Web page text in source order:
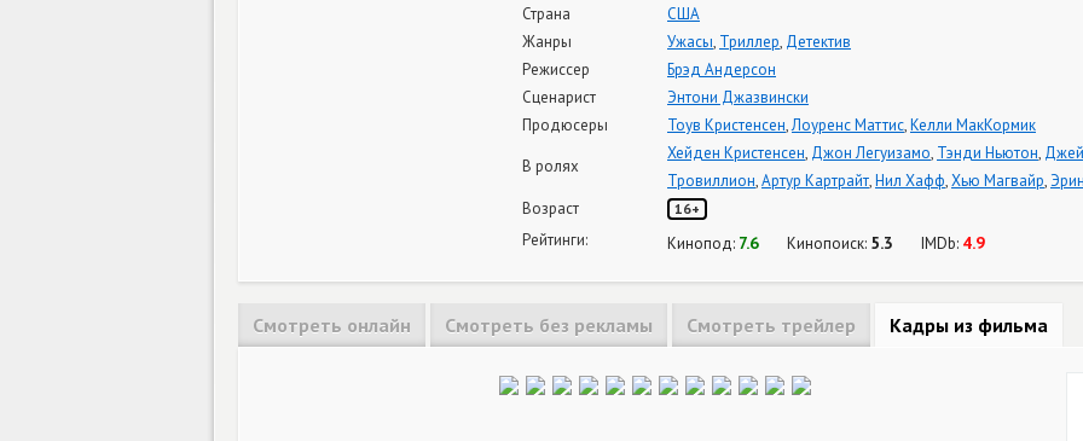
Страна
США
Жанры
Ужасы, Триллер, Детектив
Режиссер
Брэд Андерсон
Сценарист
Энтони Джазвински
Продюсеры
Тоув Кристенсен,Лоуренс Маттис,Келли МакКормик
В ролях
Хейден Кристенсен, Джон Легуизамо, Тэнди Ньютон,
Тровиллион,Артур Картрайт,Нил Хафф,Хью Магвайр,
Возраст
16+
Рейтинги: Кинопод: 7.6 Кинопоиск: 5.3 IMDb: 4.9
Смотреть онлайн Смотреть без рекламы Смотреть трейлер Кадры из фильма